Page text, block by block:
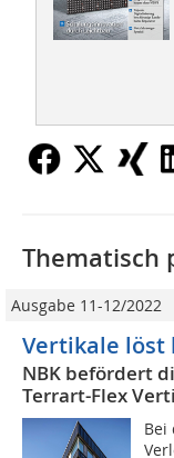
Thematisch
Ausgabe 11-12/2022
Vertikale löst
NBK befördert
Terrart-Flex
Bei